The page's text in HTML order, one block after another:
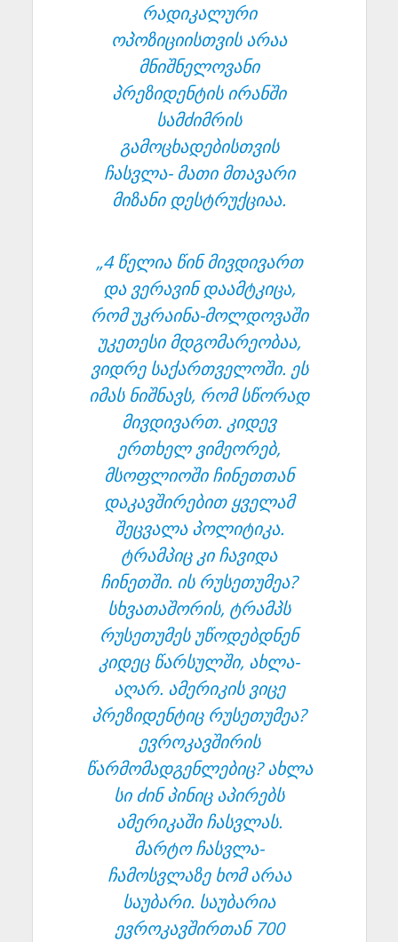
რადიკალური
ოპოზიციისთვის არაა
მნიშნელოვანი
პრეზიდენტის ირანში
სამძიმრის
გამოცხადებისთვის
ჩასვლა- მათი მთავარი
მიზანი დესტრუქციაა.
„4 წელია წინ მივდივართ
და ვერავინ დაამტკიცა,
რომ უკრაინა-მოლდოვაში
უკეთესი მდგომარეობაა,
ვიდრე საქართველოში. ეს
იმას ნიშნავს, რომ სწორად
მივდივართ. კიდევ
ერთხელ ვიმეორებ,
მსოფლიოში ჩინეთთან
დაკავშირებით ყველამ
შეცვალა პოლიტიკა.
ტრამპიც კი ჩავიდა
ჩინეთში. ის რუსეთუმეა?
სხვათაშორის, ტრამპს
რუსეთუმეს უწოდებდნენ
კიდეც წარსულში, ახლა-
აღარ. ამერიკის ვიცე
პრეზიდენტიც რუსეთუმეა?
ევროკავშირის
წარმომადგენლებიც? ახლა
სი ძინ პინიც აპირებს
ამერიკაში ჩასვლას.
მარტო ჩასვლა-
ჩამოსვლაზე ხომ არაა
საუბარი. საუბარია
ევროკავშირთან 700